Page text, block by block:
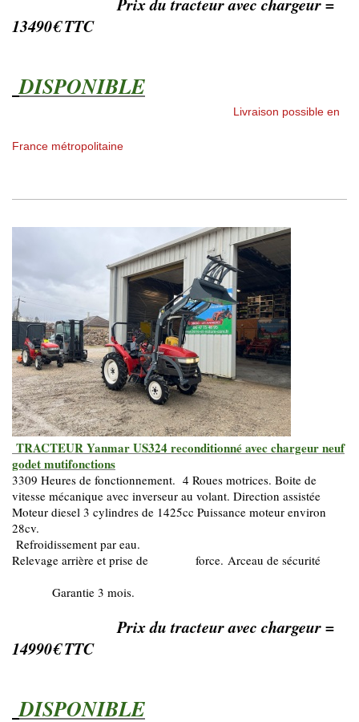
13490€ TTC
DISPONIBLE
Livraison possible en
France métropolitaine
TRACTEUR Yanmar US324 reconditionné avec chargeur neuf
godet mutifonctions
3309 Heures de fonctionnement. 4 Roues motrices. Boite de
vitesse mécanique avec inverseur au volant. Direction assistée
Moteur diesel 3 cylindres de 1425cc Puissance moteur environ
28cv.
Refroidissement par eau.
Relevage arrière et prise de force. Arceau de sécurité
Garantie 3 mois.
Prix du tracteur avec chargeur =
14990€ TTC
DISPONIBLE